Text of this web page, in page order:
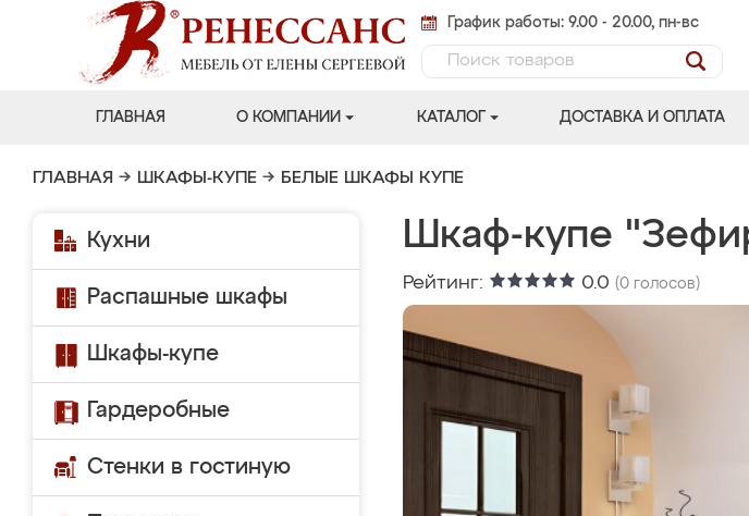
График работы: 9.00 - 20.00, пн-вс
ГЛАВНАЯ О КОМПАНИИ КАТАЛОГ ДОСТАВКА И ОПЛАТА
ГЛАВНАЯ → ШКАФЫ-КУПЕ → БЕЛЫЕ ШКАФЫ КУПЕ
Кухни
Распашные шкафы
Шкафы-купе
Гардеробные
Стенки в гостиную
Шкаф-купе
Рейтинг: 0.0 (0 голосов)